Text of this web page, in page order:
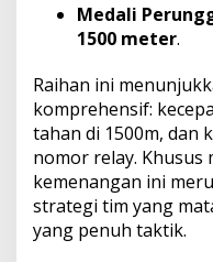
Medali
1500 meter.
Raihan ini
komprehensif:
tahan di 1500m, dan
nomor relay. Khusus
kemenangan ini
strategi tim yang
yang penuh taktik.